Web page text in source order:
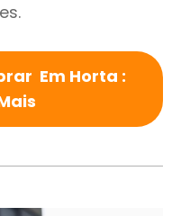
Em Horta :